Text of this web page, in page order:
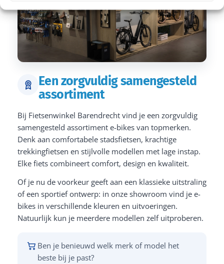
Een zorgvuldig samengesteld
assortiment
Bij Fietsenwinkel Barendrecht vind je een zorgvuldig
samengesteld assortiment e-bikes van topmerken.
Denk aan comfortabele stadsfietsen, krachtige
trekkingfietsen en stijlvolle modellen met lage instap.
Elke fiets combineert comfort, design en kwaliteit.
Of je nu de voorkeur geeft aan een klassieke uitstraling
of een sportief ontwerp: in onze showroom vind je e-
bikes in verschillende kleuren en uitvoeringen.
Natuurlijk kun je meerdere modellen zelf uitproberen.
Ben je benieuwd welk merk of model het
beste bij je past?